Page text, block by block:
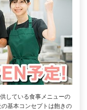
している食事メニューの
基本コンセプトは飽きの